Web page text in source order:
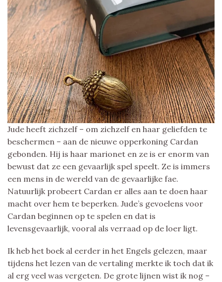
Jude heeft zichzelf – om zichzelf en haar geliefden te
beschermen – aan de nieuwe opperkoning Cardan
gebonden. Hij is haar marionet en ze is er enorm van
bewust dat ze een gevaarlijk spel speelt. Ze is immers
een mens in de wereld van de gevaarlijke fae.
Natuurlijk probeert Cardan er alles aan te doen haar
macht over hem te beperken. Jude’s gevoelens voor
Cardan beginnen op te spelen en dat is
levensgevaarlijk, vooral als verraad op de loer ligt.
Ik heb het boek al eerder in het Engels gelezen, maar
tijdens het lezen van de vertaling merkte ik toch dat ik
al erg veel was vergeten. De grote lijnen wist ik nog –